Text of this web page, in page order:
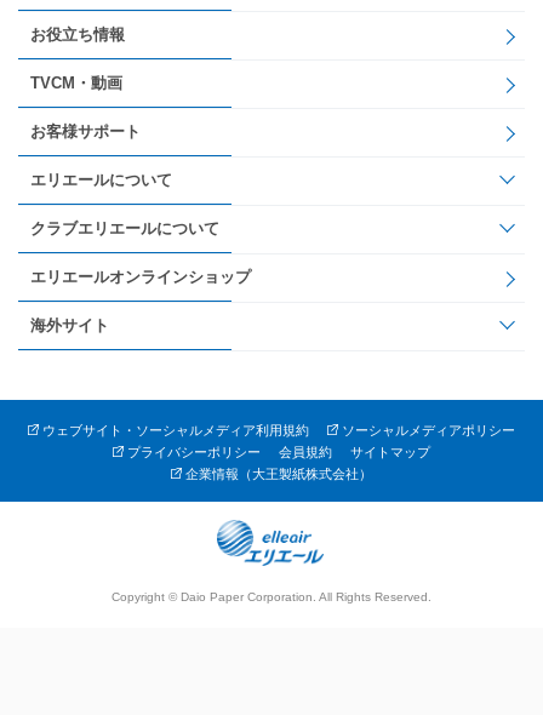
お役立ち情報
TVCM・動画
お客様サポート
エリエールについて
クラブエリエールについて
エリエールオンラインショップ
海外サイト
ウェブサイト・ソーシャルメディア利用規約
ソーシャルメディアポリシー
プライバシーポリシー
会員規約
サイトマップ
企業情報（大王製紙株式会社）
Copyright © Daio Paper Corporation. All Rights Reserved.